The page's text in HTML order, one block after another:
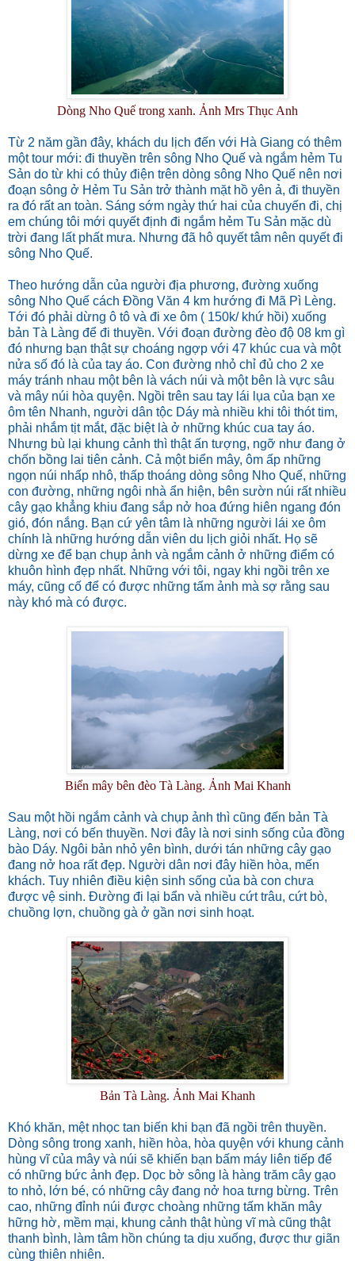
Dòng Nho Quế trong xanh. Ảnh Mrs Thục Anh
Từ 2 năm gần đây, khách du lịch đến với Hà Giang có thêm
một tour mới: đi thuyền trên sông Nho Quế và ngắm hẻm Tu
Sản do từ khi có thủy điện trên dòng sông Nho Quế nên nơi
đoạn sông ở Hẻm Tu Sản trở thành mặt hồ yên ả, đi thuyền
ra đó rất an toàn. Sáng sớm ngày thứ hai của chuyến đi, chị
em chúng tôi mới quyết định đi ngắm hẻm Tu Sản mặc dù
trời đang lất phất mưa. Nhưng đã hô quyết tâm nên quyết đi
sông Nho Quế.
Theo hướng dẫn của người địa phương, đường xuống
sông Nho Quế cách Đồng Văn 4 km hướng đi Mã Pì Lèng.
Tới đó phải dừng ô tô và đi xe ôm ( 150k/ khứ hồi) xuống
bản Tà Làng để đi thuyền. Với đoạn đường đèo độ 08 km gì
đó nhưng bạn thật sự choáng ngợp với 47 khúc cua và một
nửa số đó là của tay áo. Con đường nhỏ chỉ đủ cho 2 xe
máy tránh nhau một bên là vách núi và một bên là vực sâu
và mây núi hòa quyện. Ngồi trên sau tay lái lụa của bạn xe
ôm tên Nhanh, người dân tộc Dáy mà nhiều khi tôi thót tim,
phải nhắm tịt mắt, đặc biệt là ở những khúc cua tay áo.
Nhưng bù lại khung cảnh thì thật ấn tượng, ngỡ như đang ở
chốn bồng lai tiên cảnh. Cả một biển mây, ôm ấp những
ngọn núi nhấp nhô, thấp thoáng dòng sông Nho Quế, những
con đường, những ngôi nhà ẩn hiện, bên sườn núi rất nhiều
cây gạo khẳng khiu đang sắp nở hoa đứng hiên ngang đón
gió, đón nắng. Bạn cứ yên tâm là những người lái xe ôm
chính là những hướng dẫn viên du lịch giỏi nhất. Họ sẽ
dừng xe để bạn chụp ảnh và ngắm cảnh ở những điểm có
khuôn hình đẹp nhất. Những với tôi, ngay khi ngồi trên xe
máy, cũng cố để có được những tấm ảnh mà sợ rằng sau
này khó mà có được.
Biển mây bên đèo Tà Làng. Ảnh Mai Khanh
Sau một hồi ngắm cảnh và chụp ảnh thì cũng đến bản Tà
Làng, nơi có bến thuyền. Nơi đây là nơi sinh sống của đồng
bào Dáy. Ngôi bản nhỏ yên bình, dưới tán những cây gạo
đang nở hoa rất đẹp. Người dân nơi đây hiền hòa, mến
khách. Tuy nhiên điều kiện sinh sống của bà con chưa
được vệ sinh. Đường đi lại bẩn và nhiều cứt trâu, cứt bò,
chuồng lợn, chuồng gà ở gần nơi sinh hoạt.
Bản Tà Làng. Ảnh Mai Khanh
Khó khăn, mệt nhọc tan biến khi bạn đã ngồi trên thuyền.
Dòng sông trong xanh, hiền hòa, hòa quyện với khung cảnh
hùng vĩ của mây và núi sẽ khiến bạn bấm máy liên tiếp để
có những bức ảnh đẹp. Dọc bờ sông là hàng trăm cây gạo
to nhỏ, lớn bé, có những cây đang nở hoa tưng bừng. Trên
cao, những đỉnh núi được choàng những tấm khăn mây
hững hờ, mềm mại, khung cảnh thật hùng vĩ mà cũng thật
thanh bình, làm tâm hồn chúng ta dịu xuống, được thư giãn
cùng thiên nhiên.